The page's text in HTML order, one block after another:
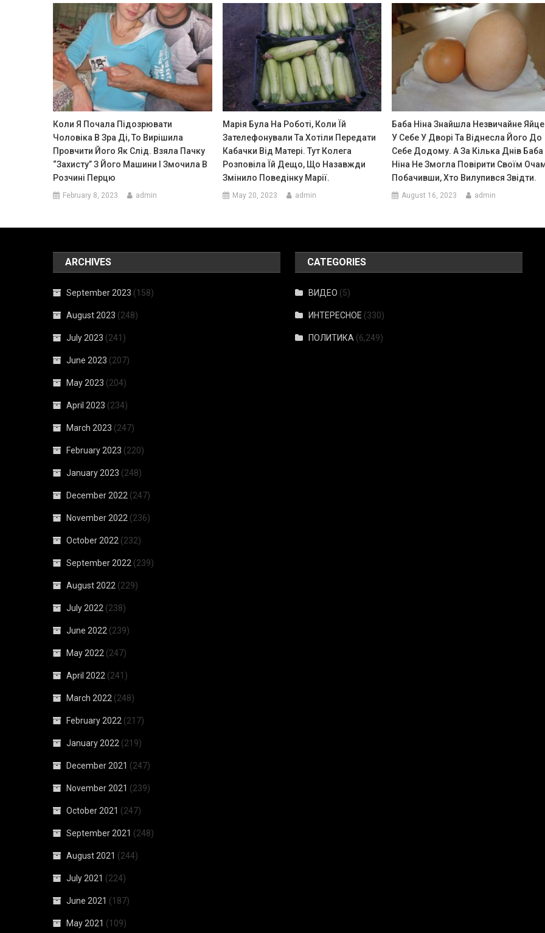
Коли Я Почала Підозрювати
Чоловіка В Зра Ді, То Вирішила
Провчити Його Як Слід. Взяла Пачку
“захисту” З Його Машини І Змочила В
Розчині Перцю
February 8, 2023 admin
Марія Була На Роботі, Коли Їй
Зателефонували Та Хотіли Передати
Кабачки Від Матері. Тут Колега
Розповіла Їй Дещо, Що Назавжди
Змінило Поведінку Марії.
May 20, 2023 admin
Баба Ніна Знайшла Незвичайне Яйце
У Себе У Дворі Та Віднесла Його До
Себе Додому. А За Кілька Днів Баба
Ніна Не Змогла Повірити Своїм
Побачивши, Хто Вилупився Звідти.
August 16, 2023 admin
ARCHIVES
September 2023 (158)
August 2023 (248)
July 2023 (241)
June 2023 (207)
May 2023 (204)
April 2023 (234)
March 2023 (247)
February 2023 (220)
January 2023 (248)
December 2022 (247)
November 2022 (236)
October 2022 (232)
September 2022 (239)
August 2022 (229)
July 2022 (238)
June 2022 (239)
May 2022 (247)
April 2022 (241)
March 2022 (248)
February 2022 (217)
January 2022 (219)
December 2021 (247)
November 2021 (239)
October 2021 (247)
September 2021 (248)
August 2021 (244)
July 2021 (224)
June 2021 (187)
May 2021 (109)
CATEGORIES
ВИДЕО (5)
ИНТЕРЕСНОЕ (330)
ПОЛИТИКА (6,249)